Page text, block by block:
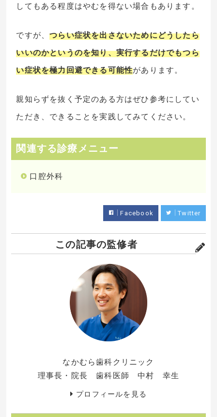
してもある程度はやむを得ない場合もあります。
ですが、つらい症状を出さないためにどうしたら
いいのかというのを知り、実行するだけでもつら
い症状を極力回避できる可能性があります。
親知らずを抜く予定のある方はぜひ参考にしてい
ただき、できることを実践してみてください。
関連する診療メニュー
口腔外科
Facebook Twitter
この記事の監修者
なかむら歯科クリニック
理事長・院長 歯科医師 中村 幸生
プロフィールを見る